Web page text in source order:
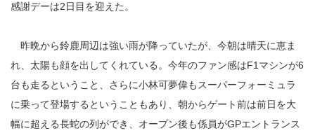
感謝デーは2日目を迎えた。
昨晩から鈴鹿周辺は強い雨が降っていたが、今朝は晴天に恵ま
れ、太陽も顔を出してくれている。今年のファン感はF1マシンが6
台も走るということ、さらに小林可夢偉もスーパーフォーミュラ
に乗って登場するということもあり、朝からゲート前は前日を大
幅に超える長蛇の列ができ、オープン後も係員がGPエントランス